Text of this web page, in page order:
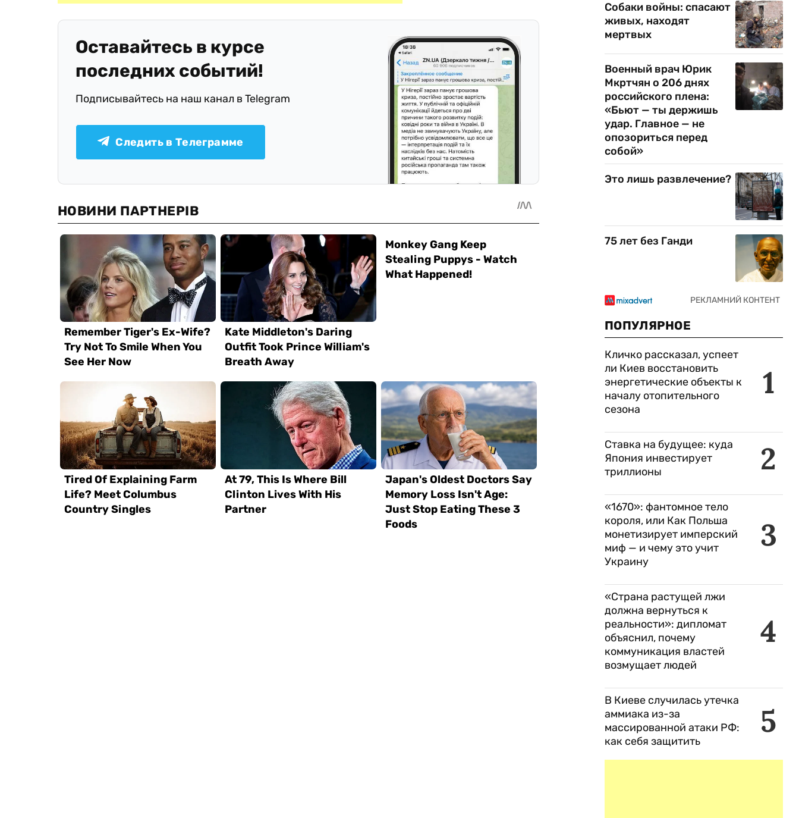
Оставайтесь в курсе
последних событий!
Подписывайтесь на наш канал в Telegram
Следить в Телеграмме
Собаки войны: спасают
живых, находят
мертвых
Военный врач Юрик
Мкртчян о 206 днях
российского плена:
«Бьют — ты держишь
удар. Главное — не
опозориться перед
собой»
Это лишь развлечение?
75 лет без Ганди
ПОПУЛЯРНОЕ
1
Кличко рассказал, успеет
ли Киев восстановить
энергетические объекты к
началу отопительного
сезона
2
Ставка на будущее: куда
Япония инвестирует
триллионы
3
«1670»: фантомное тело
короля, или Как Польша
монетизирует имперский
миф — и чему это учит
Украину
4
«Страна растущей лжи
должна вернуться к
реальности»: дипломат
объяснил, почему
коммуникация властей
возмущает людей
5
В Киеве случилась утечка
аммиака из-за
массированной атаки РФ:
как себя защитить